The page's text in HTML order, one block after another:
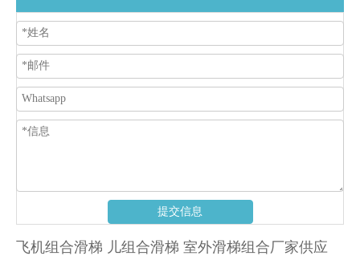
提交信息
飞机组合滑梯 儿组合滑梯 室外滑梯组合厂家供应